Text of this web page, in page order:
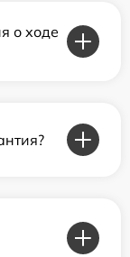
о ходе